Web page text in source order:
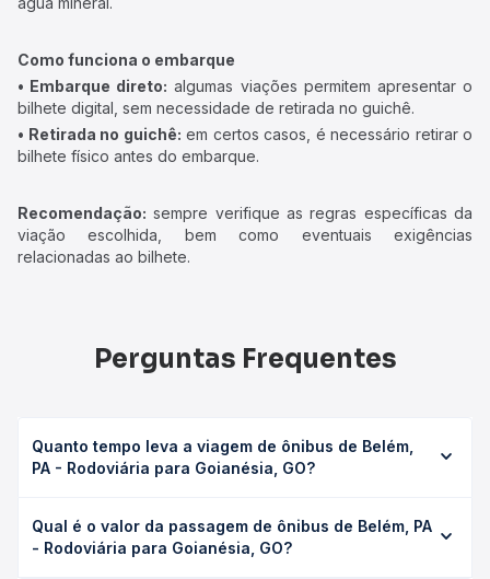
Como funciona o embarque
• Embarque direto: algumas viações permitem apresentar o
bilhete digital, sem necessidade de retirada no guichê.
• Retirada no guichê: em certos casos, é necessário retirar o
bilhete físico antes do embarque.
Recomendação: sempre verifique as regras específicas da
viação escolhida, bem como eventuais exigências
relacionadas ao bilhete.
Perguntas Frequentes
Quanto tempo leva a viagem de ônibus de Belém,
PA - Rodoviária para Goianésia, GO?
Goianésia, GO leva em média 31h 46min, podendo variar
conforme a viação, o tipo de serviço (convencional,
Qual é o valor da passagem de ônibus de Belém, PA
- Rodoviária para Goianésia, GO?